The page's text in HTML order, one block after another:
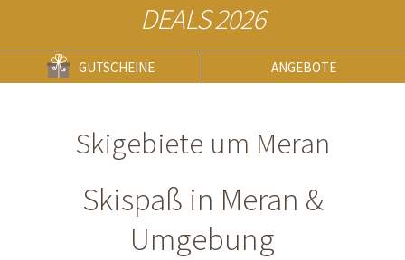
DEALS 2026
GUTSCHEINE ANGEBOTE
Skigebiete um Meran
Skispaß in Meran &
Umgebung